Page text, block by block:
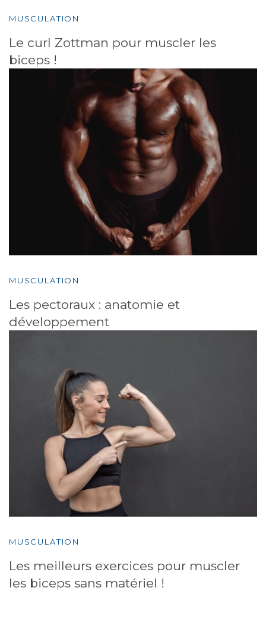
MUSCULATION
Le curl Zottman pour muscler les
biceps !
MUSCULATION
Les pectoraux : anatomie et
développement
MUSCULATION
Les meilleurs exercices pour muscler
les biceps sans matériel !